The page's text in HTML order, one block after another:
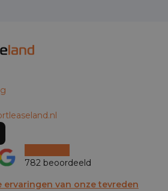
782 beoordeeld
ervaringen van onze tevreden